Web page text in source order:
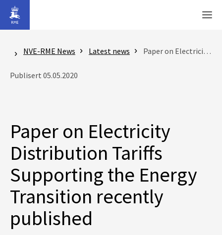
Gå til hovedinnhold
NVE-RME News Latest news Paper on Electricity Distribution Tariffs Supporting the Energy Transition recently published
Publisert 05.05.2020
Paper on Electricity
Distribution Tariffs
Supporting the Energy
Transition recently
published